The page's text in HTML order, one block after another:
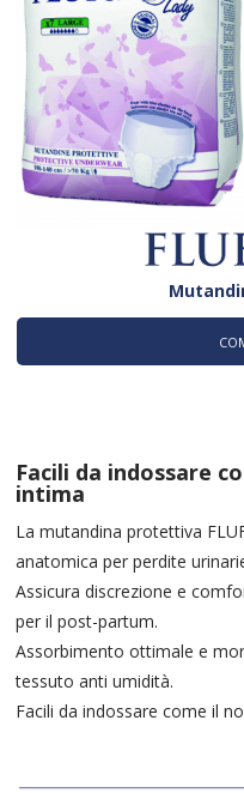
Facili da indossare
intima
La mutandina protettiva
anatomica per perdite
Assicura discrezione e
per il post-partum.
Assorbimento ottimale e
tessuto anti umidità.
Facili da indossare come il